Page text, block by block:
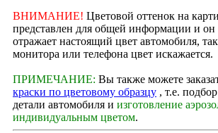
ВНИМАНИЕ! Цветовой оттенок на
представлен для общей информации и он
отражает настоящий цвет автомобиля,
монитора или телефона цвет искажается.
ПРИМЕЧАНИЕ: Вы также можете
краски по цветовому образцу , т.е.
детали автомобиля и изготовление
индивидуальным цветом.